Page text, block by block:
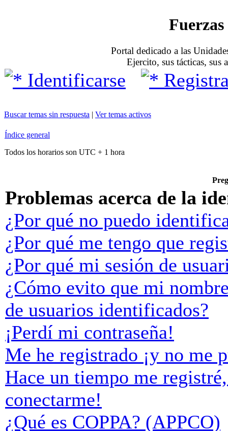
Portal dedicado a las
Ejercito, sus tácticas, sus
Identificarse
Buscar temas sin respuesta | Ver temas activos
Índice general
Todos los horarios son UTC + 1 hora
Problemas acerca de la
¿Por qué no puedo
¿Por qué me tengo que
¿Por qué mi sesión de
¿Cómo evito que mi
de usuarios identificados?
¡Perdí mi contraseña!
Me he registrado ¡y no me
Hace un tiempo me
conectarme!
¿Qué es COPPA? (APPCO)